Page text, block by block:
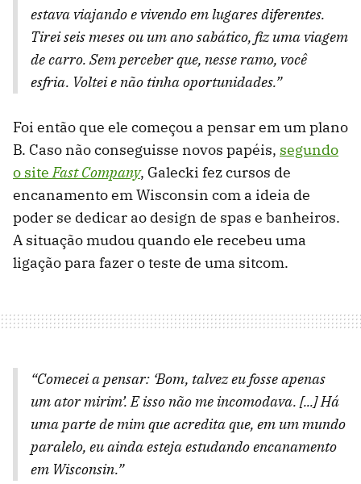
estava viajando e vivendo em lugares diferentes.
Tirei seis meses ou um ano sabático, fiz uma viagem
de carro. Sem perceber que, nesse ramo, você
esfria. Voltei e não tinha oportunidades.”
Foi então que ele começou a pensar em um plano
B. Caso não conseguisse novos papéis, segundo
o siteFast Company, Galecki fez cursos de
encanamento em Wisconsin com a ideia de
poder se dedicar ao design de spas e banheiros.
A situação mudou quando ele recebeu uma
ligação para fazer o teste de uma sitcom.
“Comecei a pensar: ‘Bom, talvez eu fosse apenas
um ator mirim’. E isso não me incomodava. [...] Há
uma parte de mim que acredita que, em um mundo
paralelo, eu ainda esteja estudando encanamento
em Wisconsin.”